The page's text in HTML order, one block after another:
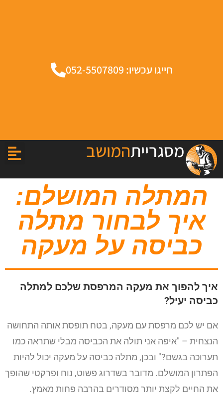
חייגו עכשיו: 052-5507809
מסגרייתהמושב
המתלה המושלם:
איך לבחור מתלה
כביסה על מעקה
איך להפוך את מעקה המרפסת שלכם למתלה
כביסה יעיל?
אם יש לכם מרפסת עם מעקה, בטח תופסת אותה התחושה
הנצחית – "איפה אני תולה את הכביסה מבלי שתראה כמו
תערוכה בגשם?" ובכן, מתלה כביסה על מעקה יכול להיות
הפתרון המושלם. מדובר בשדרוג פשוט, נוח ופרקטי שהופך
את החיים לקצת יותר מסודרים בהרבה פחות מאמץ.